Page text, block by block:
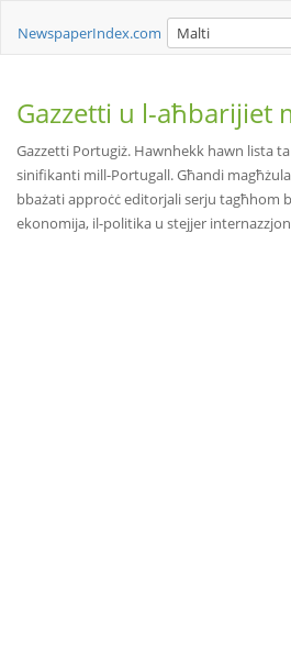
NewspaperIndex.com Malti
Gazzetti u l-aħbarijiet
Gazzetti Portugiż. Hawnhekk hawn lista
sinifikanti mill-Portugall. Għandi
bbażati approċċ editorjali serju tagħhom
ekonomija, il-politika u stejjer